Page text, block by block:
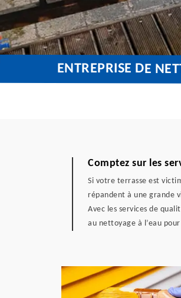
ENTREPRISE DE
Comptez sur les
Si votre terrasse est
répandent à une grande
Avec les services de
au nettoyage à l’eau